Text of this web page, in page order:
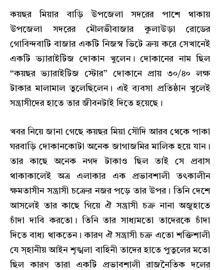
কয়ছর মিয়ার বাড়ি উপজেলা সদরের পাশে থাকায়
উপজেলা সদরের মৌলভীবাজার কুলাউড়া রোডের
গোবিন্দবাটি বাজার একটি নিজস্ব ভিটে ক্রয় করে সেখানেই
একটি ভ্যারাইটিজ দোকান খুলেন। দোকানের নাম ছিল
“কয়ছর ভ্যারাইটিজ স্টোর” দোকানে প্রায় ৩০/৪০ লক্ষ
টাকার মালামাল তুলেছিলেন। এই ব্যবসা প্রতিষ্ঠান খুলেই
সন্ত্রাসীদের হাতে তার জীবনটাই দিতে হয়েছে।
খবর নিয়ে জানা গেছে কয়ছর মিয়া সৌদি আরব থেকে পাকা
ঘরবাড়ি দোকানকোটা অনেক জাগাজমির মালিক হয়ে যান।
তার কাছে অনেক নগদ টাকাও ছিল তাই সে প্রবাস
থাকাকালেই অত্র এলাকার এক প্রভাবশালী তৎকালীন
ক্ষমতাসীন সন্ত্রাসী চক্রের নজর পড়ে তার উপর। তিনি দেশে
আসলেই তার কাছে গিয়ে ঐ সন্ত্রাসী চক্র নানা অজুহাতে
চাঁদা দাবি করতো। তিনি তার সাধ্যমতো তাদেরকে চাঁদা
দিতে বাধ্য থাকতেন। কারণ ঐ সন্ত্রাসী চক্র এতো শক্তিশালী
যে স্হানীয় আইন শৃঙ্খলা বাহিনী তাদের হাতে পুতুলের মতো
ছিল কারণ তারা একটি প্রভাবশালী রাজনৈতিক দলের